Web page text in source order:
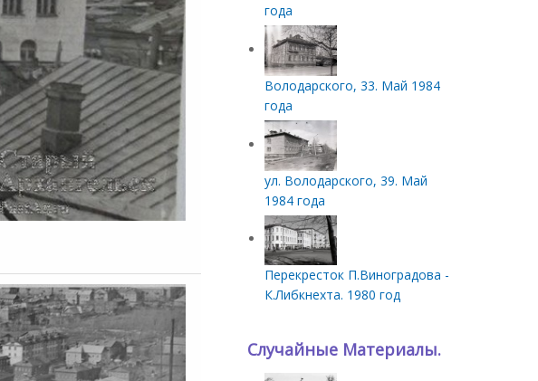
года
Володарского, 33. Май 1984
года
ул. Володарского, 39. Май
1984 года
Перекресток П.Виноградова -
К.Либкнехта. 1980 год
Случайные Материалы.